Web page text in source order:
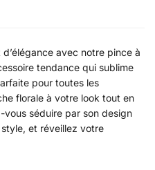
avec notre pince à
tendance qui sublime
pour toutes les
florale à votre look tout en
séduire par son design
et réveillez votre